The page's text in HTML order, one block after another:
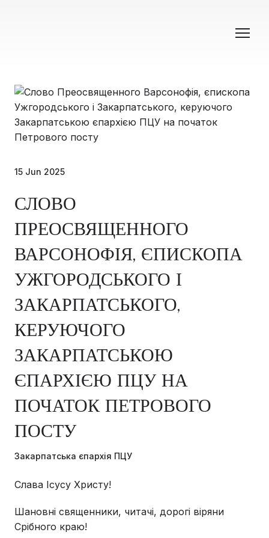
15 Jun 2025
СЛОВО
ПРЕОСВЯЩЕННОГО
ВАРСОНОФІЯ, ЄПИСКОПА
УЖГОРОДСЬКОГО І
ЗАКАРПАТСЬКОГО,
КЕРУЮЧОГО
ЗАКАРПАТСЬКОЮ
ЄПАРХІЄЮ ПЦУ НА
ПОЧАТОК ПЕТРОВОГО
ПОСТУ
Закарпатська єпархія ПЦУ
Слава Ісусу Христу!
Шановні священники, читачі, дорогі віряни
Срібного краю!